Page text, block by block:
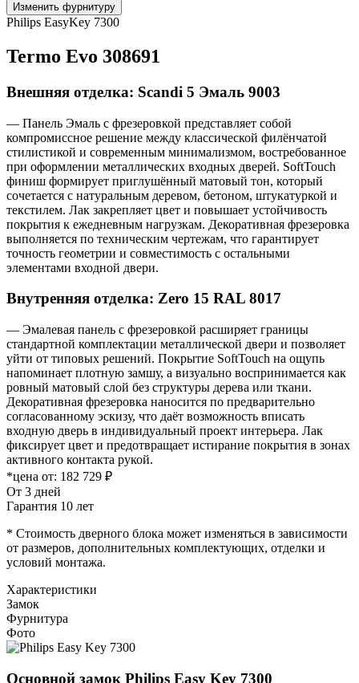
Изменить фурнитуру
Philips EasyKey 7300
Termo Evo 308691
Внешняя отделка: Scandi 5 Эмаль 9003
— Панель Эмаль с фрезеровкой представляет собой
компромиссное решение между классической филёнчатой
стилистикой и современным минимализмом, востребованное
при оформлении металлических входных дверей. SoftTouch
финиш формирует приглушённый матовый тон, который
сочетается с натуральным деревом, бетоном, штукатуркой и
текстилем. Лак закрепляет цвет и повышает устойчивость
покрытия к ежедневным нагрузкам. Декоративная фрезеровка
выполняется по техническим чертежам, что гарантирует
точность геометрии и совместимость с остальными
элементами входной двери.
Внутренняя отделка: Zero 15 RAL 8017
— Эмалевая панель с фрезеровкой расширяет границы
стандартной комплектации металлической двери и позволяет
уйти от типовых решений. Покрытие SoftTouch на ощупь
напоминает плотную замшу, а визуально воспринимается как
ровный матовый слой без структуры дерева или ткани.
Декоративная фрезеровка наносится по предварительно
согласованному эскизу, что даёт возможность вписать
входную дверь в индивидуальный проект интерьера. Лак
фиксирует цвет и предотвращает истирание покрытия в зонах
активного контакта рукой.
*цена от: 182 729 ₽
От 3 дней
Гарантия 10 лет
* Стоимость дверного блока может изменяться в зависимости
от размеров, дополнительных комплектующих, отделки и
условий монтажа.
Характеристики
Замок
Фурнитура
Фото
Основной замок Philips Easy Key 7300